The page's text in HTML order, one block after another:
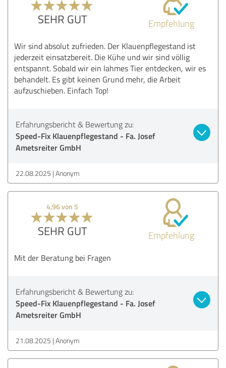
SEHR GUT Empfehlung
Wir sind absolut zufrieden. Der Klauenpflegestand ist
jederzeit einsatzbereit. Die Kühe und wir sind völlig
entspannt. Sobald wir ein lahmes Tier entdecken, wir es
behandelt. Es gibt keinen Grund mehr, die Arbeit
aufzuschieben. Einfach Top!
Erfahrungsbericht & Bewertung zu:
Speed-Fix Klauenpflegestand - Fa. Josef
Ametsreiter GmbH
22.08.2025 Anonym
4,96 von 5
SEHR GUT Empfehlung
Mit der Beratung bei Fragen
Erfahrungsbericht & Bewertung zu:
Speed-Fix Klauenpflegestand - Fa. Josef
Ametsreiter GmbH
21.08.2025 Anonym